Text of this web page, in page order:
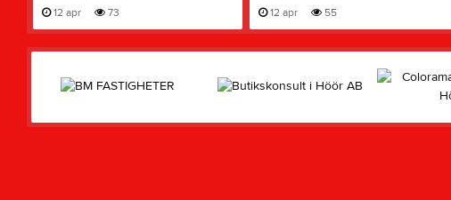
12 apr 73 12 apr 55